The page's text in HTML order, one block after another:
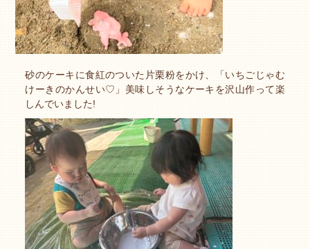
砂のケーキに食紅のついた片栗粉をかけ、「いちごじゃむ
けーきのかんせい♡」美味しそうなケーキを沢山作って楽
しんでいました!